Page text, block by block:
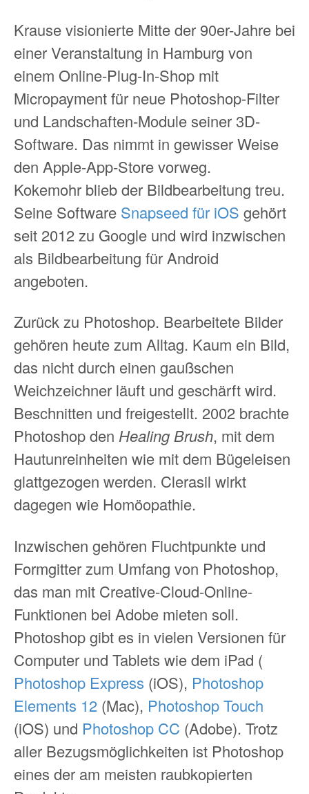
Krause visionierte Mitte der 90er-Jahre bei
einer Veranstaltung in Hamburg von
einem Online-Plug-In-Shop mit
Micropayment für neue Photoshop-Filter
und Landschaften-Module seiner 3D-
Software. Das nimmt in gewisser Weise
den Apple-App-Store vorweg.
Kokemohr blieb der Bildbearbeitung treu.
Seine Software Snapseed für iOS gehört
seit 2012 zu Google und wird inzwischen
als Bildbearbeitung für Android
angeboten.
Zurück zu Photoshop. Bearbeitete Bilder
gehören heute zum Alltag. Kaum ein Bild,
das nicht durch einen gaußschen
Weichzeichner läuft und geschärft wird.
Beschnitten und freigestellt. 2002 brachte
Photoshop den Healing Brush, mit dem
Hautunreinheiten wie mit dem Bügeleisen
glattgezogen werden. Clerasil wirkt
dagegen wie Homöopathie.
Inzwischen gehören Fluchtpunkte und
Formgitter zum Umfang von Photoshop,
das man mit Creative-Cloud-Online-
Funktionen bei Adobe mieten soll.
Photoshop gibt es in vielen Versionen für
Computer und Tablets wie dem iPad (
Photoshop Express (iOS), Photoshop
Elements 12 (Mac), Photoshop Touch
(iOS) und Photoshop CC (Adobe). Trotz
aller Bezugsmöglichkeiten ist Photoshop
eines der am meisten raubkopierten